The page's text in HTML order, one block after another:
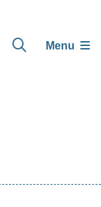
Menu